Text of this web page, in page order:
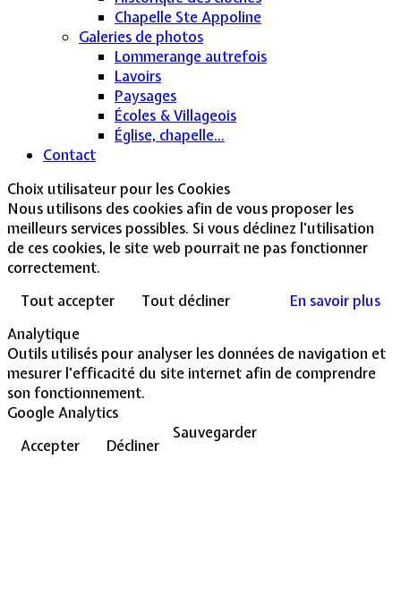
Chapelle Ste Appoline
Galeries de photos
Lommerange autrefois
Lavoirs
Paysages
Écoles & Villageois
Église, chapelle...
Contact
Choix utilisateur pour les Cookies
Nous utilisons des cookies afin de vous proposer les
meilleurs services possibles. Si vous déclinez l'utilisation
de ces cookies, le site web pourrait ne pas fonctionner
correctement.
Tout accepter
Tout décliner
En savoir plus
Analytique
Outils utilisés pour analyser les données de navigation et
mesurer l'efficacité du site internet afin de comprendre
son fonctionnement.
Google Analytics
Accepter
Décliner
Sauvegarder